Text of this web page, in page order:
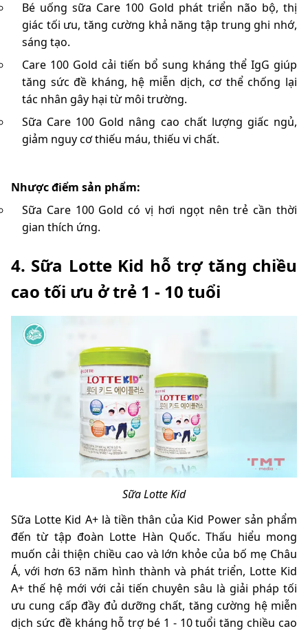
Bé uống sữa Care 100 Gold phát triển não bộ, thị
giác tối ưu, tăng cường khả năng tập trung ghi nhớ,
sáng tạo.
Care 100 Gold cải tiến bổ sung kháng thể IgG giúp
tăng sức đề kháng, hệ miễn dịch, cơ thể chống lại
tác nhân gây hại từ môi trường.
Sữa Care 100 Gold nâng cao chất lượng giấc ngủ,
giảm nguy cơ thiếu máu, thiếu vi chất.
Nhược điểm sản phẩm:
Sữa Care 100 Gold có vị hơi ngọt nên trẻ cần thời
gian thích ứng.
4. Sữa Lotte Kid hỗ trợ tăng chiều
cao tối ưu ở trẻ 1 - 10 tuổi
Sữa Lotte Kid
Sữa Lotte Kid A+là tiền thân của Kid Power sản phẩm
đến từ tập đoàn Lotte Hàn Quốc. Thấu hiểu mong
muốn cải thiện chiều cao và lớn khỏe của bố mẹ Châu
Á, với hơn 63 năm hình thành và phát triển, Lotte Kid
A+ thế hệ mới với cải tiến chuyên sâu là giải pháp tối
ưu cung cấp đầy đủ dưỡng chất, tăng cường hệ miễn
dịch sức đề kháng hỗ trợ bé 1 - 10 tuổi tăng chiều cao